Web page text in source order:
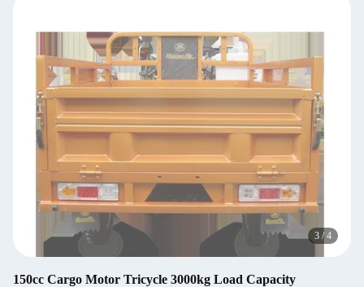
3 / 4
150cc Cargo Motor Tricycle 3000kg Load Capacity